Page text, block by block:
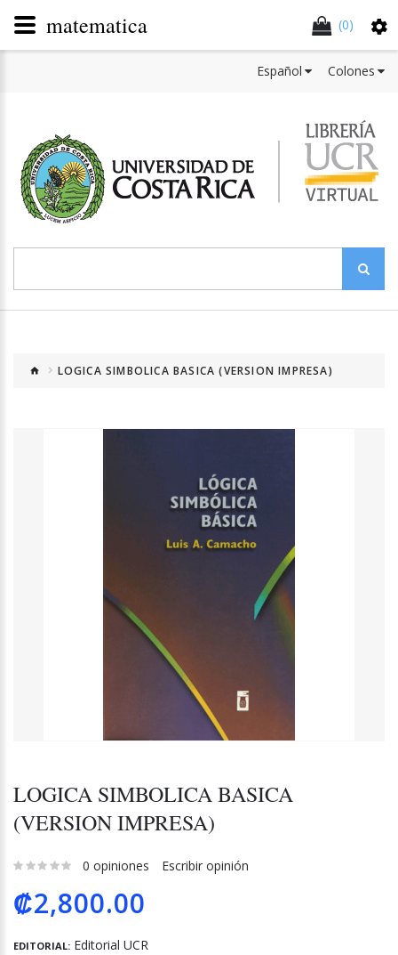
(0)
Colones
Español
LOGICA SIMBOLICA BASICA (VERSION IMPRESA)
LOGICA SIMBOLICA BASICA
(VERSION IMPRESA)
0 opiniones Escribir opinión
₡2,800.00
EDITORIAL: Editorial UCR
matematica